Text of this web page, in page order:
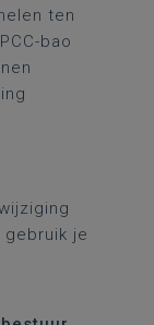
ten
bao
je